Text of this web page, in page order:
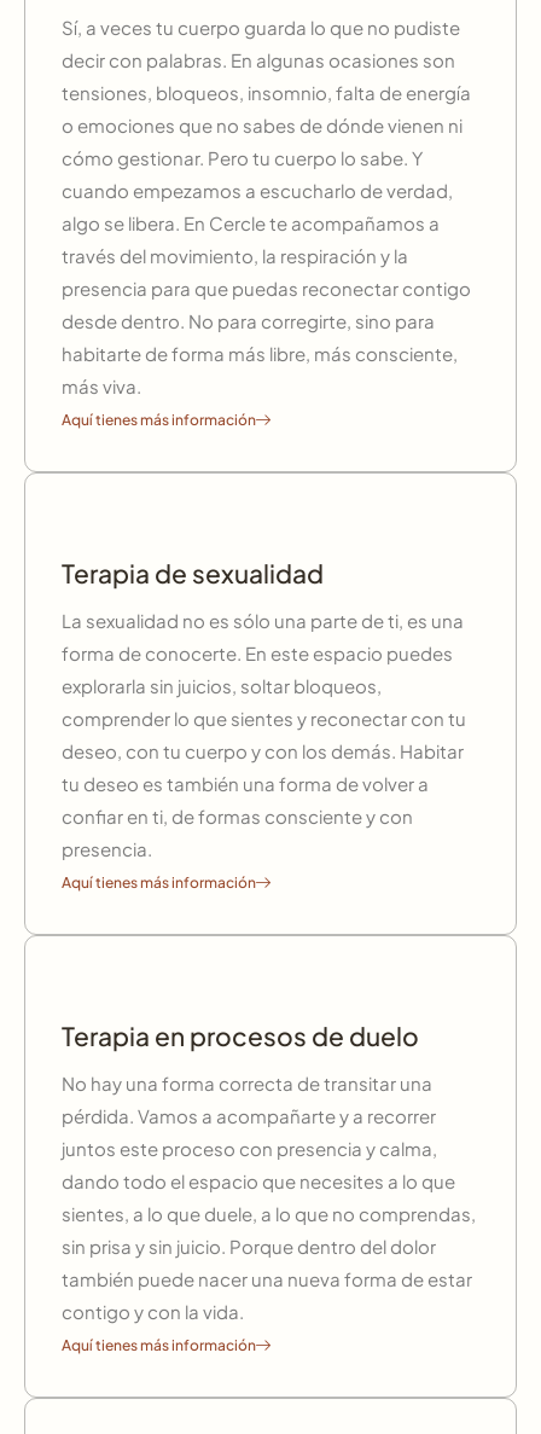
Sí, a veces tu cuerpo guarda lo que no pudiste
decir con palabras. En algunas ocasiones son
tensiones, bloqueos, insomnio, falta de energía
o emociones que no sabes de dónde vienen ni
cómo gestionar. Pero tu cuerpo lo sabe. Y
cuando empezamos a escucharlo de verdad,
algo se libera. En Cercle te acompañamos a
través del movimiento, la respiración y la
presencia para que puedas reconectar contigo
desde dentro. No para corregirte, sino para
habitarte de forma más libre, más consciente,
más viva.
Aquí tienes más información
Terapia de sexualidad
La sexualidad no es sólo una parte de ti, es una
forma de conocerte. En este espacio puedes
explorarla sin juicios, soltar bloqueos,
comprender lo que sientes y reconectar con tu
deseo, con tu cuerpo y con los demás. Habitar
tu deseo es también una forma de volver a
confiar en ti, de formas consciente y con
presencia.
Aquí tienes más información
Terapia en procesos de duelo
No hay una forma correcta de transitar una
pérdida. Vamos a acompañarte y a recorrer
juntos este proceso con presencia y calma,
dando todo el espacio que necesites a lo que
sientes, a lo que duele, a lo que no comprendas,
sin prisa y sin juicio. Porque dentro del dolor
también puede nacer una nueva forma de estar
contigo y con la vida.
Aquí tienes más información